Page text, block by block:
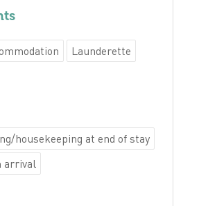
Launderette
housekeeping at end of stay
arrival